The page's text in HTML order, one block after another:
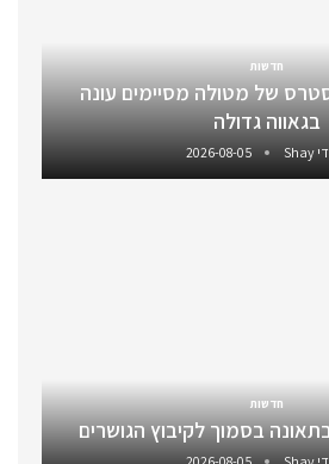
חדשות
של מטולה מסיימים עונה
בגאווה גדולה
Shay
2026-08-05
חדשות
בסמוך לקיבוץ הגושרים